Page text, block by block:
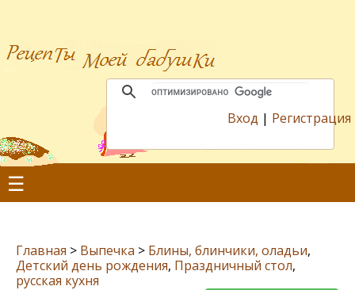
Вход | Регистрация
☰
Главная > Выпечка > Блины, блинчики, оладьи,
Детский день рождения, Праздничный стол,
русская кухня